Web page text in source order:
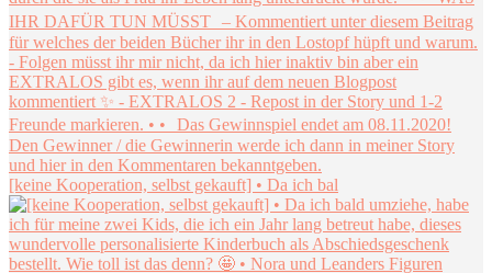
[keine Kooperation, selbst gekauft] • Da ich bal